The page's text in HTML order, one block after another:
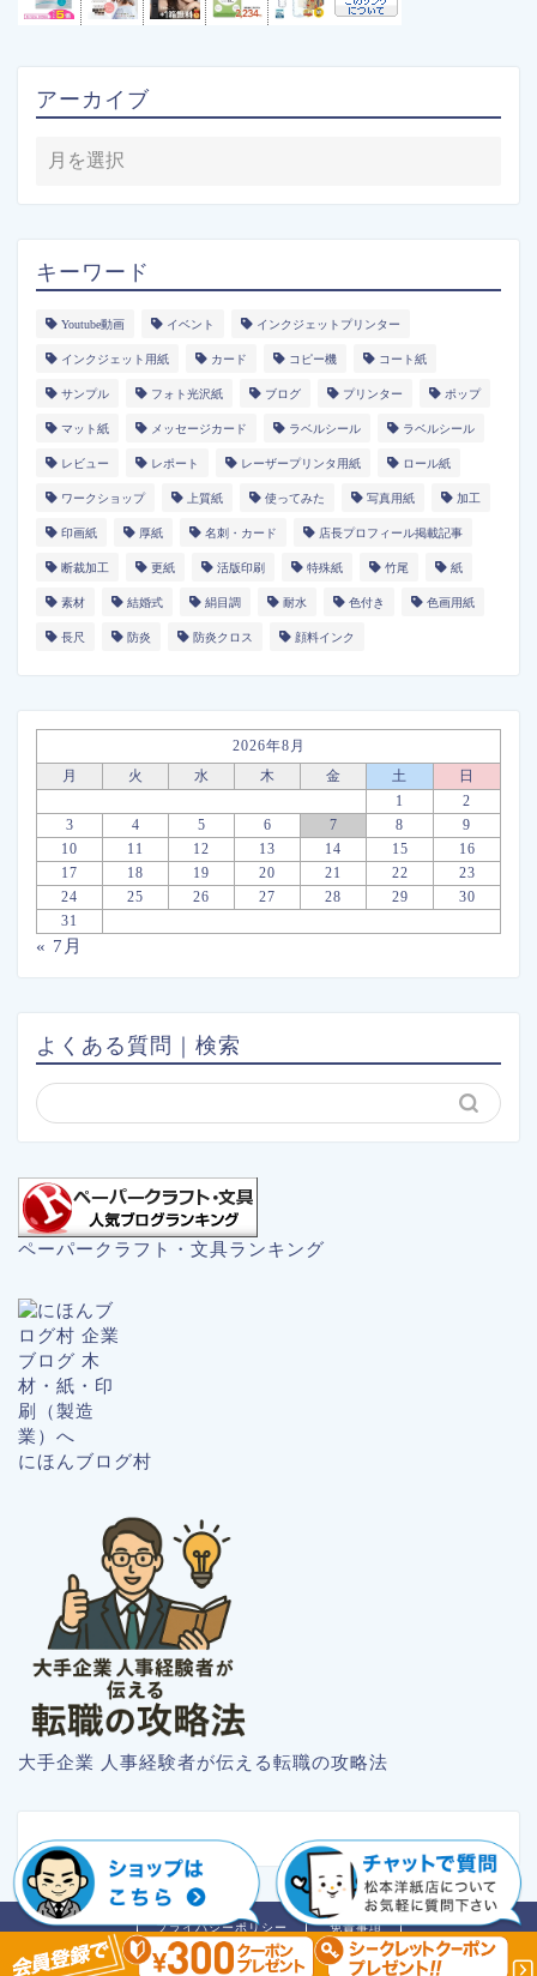
アーカイブ
キーワード
Youtube動画 イベント インクジェットプリンター
インクジェット用紙 カード コピー機 コート紙
サンプル フォト光沢紙 ブログ プリンター ポップ
マット紙 メッセージカード ラベルシール ラベルシール
レビュー レポート レーザープリンタ用紙 ロール紙
ワークショップ 上質紙 使ってみた 写真用紙 加工
印画紙 厚紙 名刺・カード 店長プロフィール掲載記事
断裁加工 更紙 活版印刷 特殊紙 竹尾 紙
素材 結婚式 絹目調 耐水 色付き 色画用紙
長尺 防炎 防炎クロス 顔料インク
2026年8月
月
火 水 木 金 土
日
1
2
3
4 5 6 7 8
9
10
11 12 13 14 15
16
17
18 19 20 21 22
23
24
25 26 27 28 29
30
31
« 7月
よくある質問｜検索
ペーパークラフト・文具ランキング
にほんブログ村
大手企業 人事経験者が伝える転職の攻略法
プライバシーポリシー 免責事項
2018–2026 紙のブログ